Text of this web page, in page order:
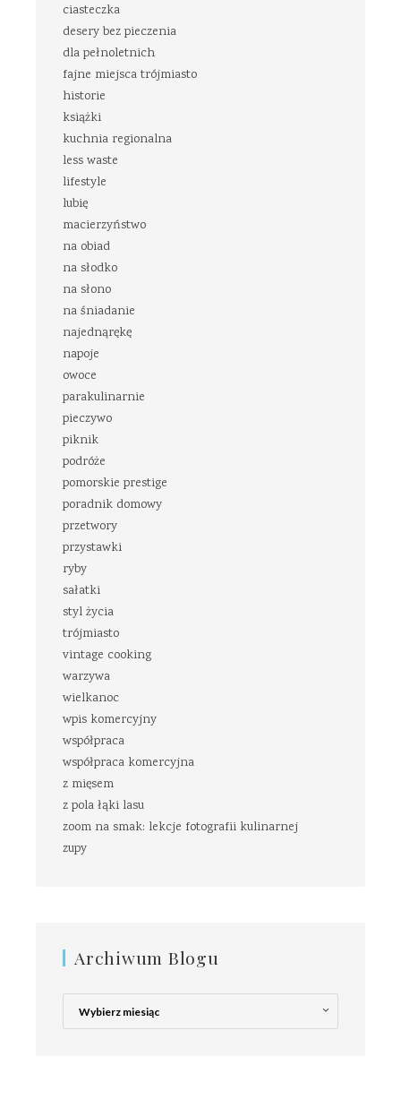
ciasteczka
desery bez pieczenia
dla pełnoletnich
fajne miejsca trójmiasto
historie
książki
kuchnia regionalna
less waste
lifestyle
lubię
macierzyństwo
na obiad
na słodko
na słono
na śniadanie
najednąrękę
napoje
owoce
parakulinarnie
pieczywo
piknik
podróże
pomorskie prestige
poradnik domowy
przetwory
przystawki
ryby
sałatki
styl życia
trójmiasto
vintage cooking
warzywa
wielkanoc
wpis komercyjny
współpraca
współpraca komercyjna
z mięsem
z pola łąki lasu
zoom na smak: lekcje fotografii kulinarnej
zupy
Archiwum Blogu
Archiwum
Blogu